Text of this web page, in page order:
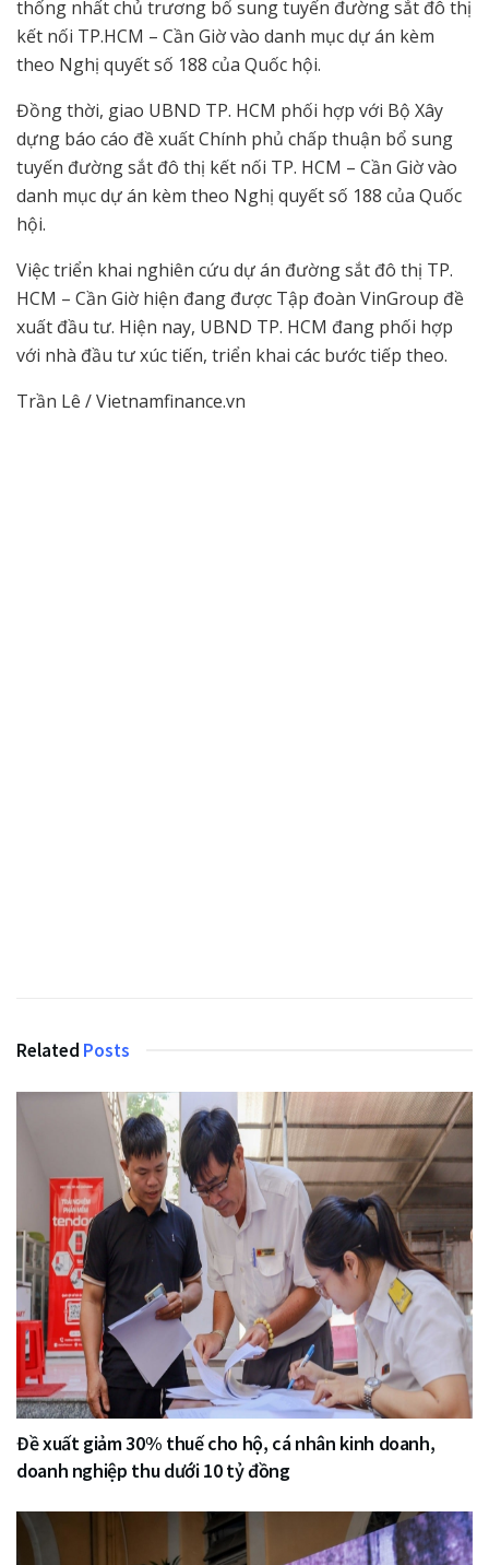
thống nhất chủ trương bổ sung tuyến đường sắt đô thị
kết nối TP.HCM – Cần Giờ vào danh mục dự án kèm
theo Nghị quyết số 188 của Quốc hội.
Đồng thời, giao UBND TP. HCM phối hợp với Bộ Xây
dựng báo cáo đề xuất Chính phủ chấp thuận bổ sung
tuyến đường sắt đô thị kết nối TP. HCM – Cần Giờ vào
danh mục dự án kèm theo Nghị quyết số 188 của Quốc
hội.
Việc triển khai nghiên cứu dự án đường sắt đô thị TP.
HCM – Cần Giờ hiện đang được Tập đoàn VinGroup đề
xuất đầu tư. Hiện nay, UBND TP. HCM đang phối hợp
với nhà đầu tư xúc tiến, triển khai các bước tiếp theo.
Trần Lê / Vietnamfinance.vn
Related Posts
Đề xuất giảm 30% thuế cho hộ, cá nhân kinh doanh,
doanh nghiệp thu dưới 10 tỷ đồng